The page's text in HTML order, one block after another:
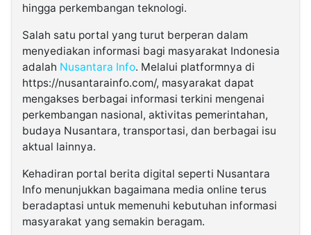
hingga perkembangan teknologi.
Salah satu portal yang turut berperan dalam
menyediakan informasi bagi masyarakat Indonesia
adalah Nusantara Info. Melalui platformnya di
https://nusantarainfo.com/, masyarakat dapat
mengakses berbagai informasi terkini mengenai
perkembangan nasional, aktivitas pemerintahan,
budaya Nusantara, transportasi, dan berbagai isu
aktual lainnya.
Kehadiran portal berita digital seperti Nusantara
Info menunjukkan bagaimana media online terus
beradaptasi untuk memenuhi kebutuhan informasi
masyarakat yang semakin beragam.